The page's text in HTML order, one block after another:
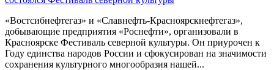
«Востсибнефтегаз» и «Славнефть-Красноярскнефтегаз»,
добывающие предприятия «Роснефти», организовали в
Красноярске Фестиваль северной культуры. Он приурочен к
Году единства народов России и сфокусирован на значимости
сохранения культурного многообразия нашей...